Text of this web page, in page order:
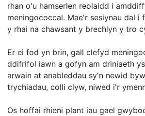
rhan o'u hamserlen reolaidd i
meningococcal. Mae'r sesiynau dal i
y rhai na chawsant y brechlyn y tro
Er ei fod yn brin, gall clefyd
ddifrifol iawn a gofyn am driniaeth
arwain at anableddau sy'n newid
trychiadau, colli clyw, niwed i'r
Os hoffai rhieni plant iau gael